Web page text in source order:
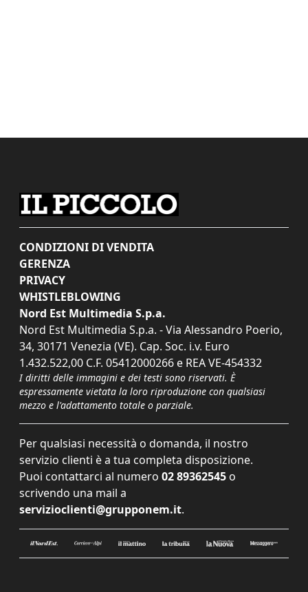
CONDIZIONI DI VENDITA
GERENZA
PRIVACY
WHISTLEBLOWING
Nord Est Multimedia S.p.a.
Nord Est Multimedia S.p.a. - Via Alessandro Poerio,
34, 30171 Venezia (VE). Cap. Soc. i.v. Euro
1.432.522,00 C.F. 05412000266 e REA VE-454332
I diritti delle immagini e dei testi sono riservati. È
espressamente vietata la loro riproduzione con qualsiasi
mezzo e l'adattamento totale o parziale.
Per qualsiasi necessità o domanda, il nostro
servizio clienti è a tua completa disposizione.
Puoi contattarci al numero 02 89362545 o
scrivendo una mail a
servizioclienti@grupponem.it.